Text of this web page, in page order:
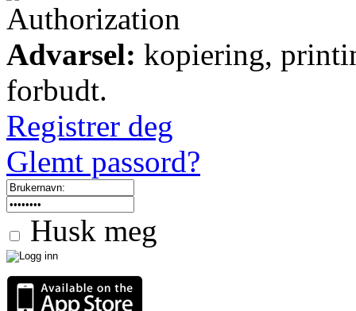
Authorization
Advarsel: kopiering,
forbudt.
Registrer deg
Glemt passord?
Husk meg